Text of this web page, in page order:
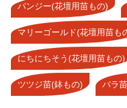
パンジー(花壇用苗もの)
マリーゴールド(花壇用苗も
にちにちそう(花壇用苗もの)
ツツジ苗(鉢もの) バラ